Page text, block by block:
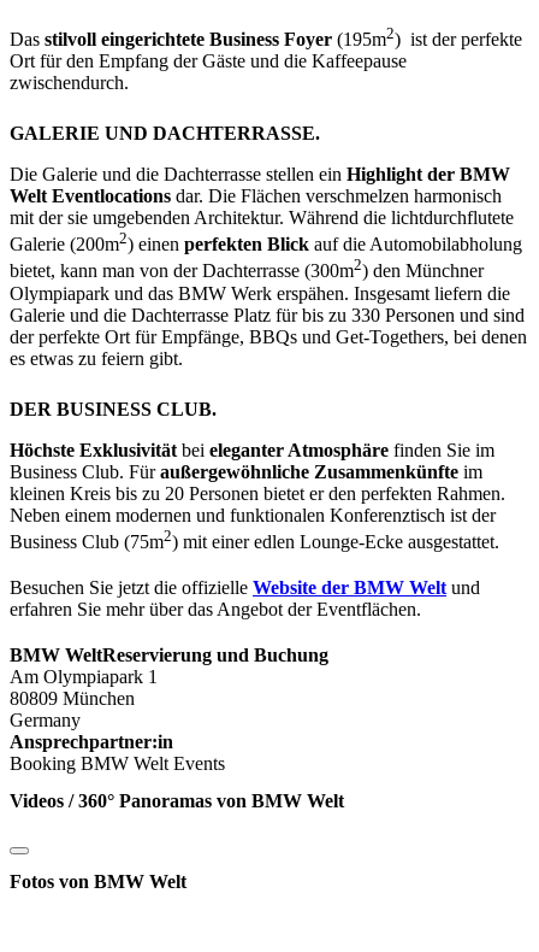
Das stilvoll eingerichtete Business Foyer (195m2) ist der perfekte
Ort für den Empfang der Gäste und die Kaffeepause
zwischendurch.
GALERIE UND DACHTERRASSE.
Die Galerie und die Dachterrasse stellen ein Highlight der BMW
Welt Eventlocations dar. Die Flächen verschmelzen harmonisch
mit der sie umgebenden Architektur. Während die lichtdurchflutete
Galerie (200m2) einen perfekten Blick auf die Automobilabholung
bietet, kann man von der Dachterrasse (300m2) den Münchner
Olympiapark und das BMW Werk erspähen. Insgesamt liefern die
Galerie und die Dachterrasse Platz für bis zu 330 Personen und sind
der perfekte Ort für Empfänge, BBQs und Get-Togethers, bei denen
es etwas zu feiern gibt.
DER BUSINESS CLUB.
Höchste Exklusivität bei eleganter Atmosphäre finden Sie im
Business Club. Füraußergewöhnliche Zusammenkünfte im
kleinen Kreis bis zu 20 Personen bietet er den perfekten Rahmen.
Neben einem modernen und funktionalen Konferenztisch ist der
Business Club (75m2) mit einer edlen Lounge-Ecke ausgestattet.
Besuchen Sie jetzt die offizielle Website der BMW Welt und
erfahren Sie mehr über das Angebot der Eventflächen.
BMW WeltReservierung und Buchung
Am Olympiapark 1
80809 München
Germany
Ansprechpartner:in
Booking BMW Welt Events
Videos / 360° Panoramas von BMW Welt
Fotos von BMW Welt